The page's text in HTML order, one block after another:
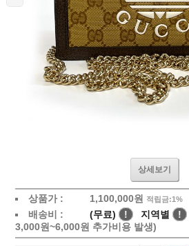
상세보기
상품가 : 1,100,000원 적립금:1%
배송비 : (무료) ! 지역별 !
3,000원~6,000원 추가비용 발생)